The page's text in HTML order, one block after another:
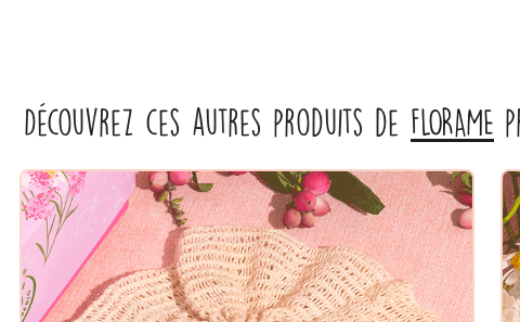
Découvrez ces autres produits de FLORAME